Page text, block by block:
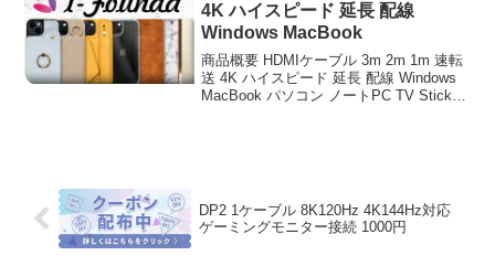
4K ハイスピード 延長 配線
Windows MacBook
商品概要 HDMIケーブル 3m 2m 1m 速転
送 4K ハイスピード 延長 配線 Windows
MacBook パソコン ノートPC TV Stick
DP2 1ケーブル 8K120Hz 4K144Hz対応
ゲーミングモニター接続 1000円